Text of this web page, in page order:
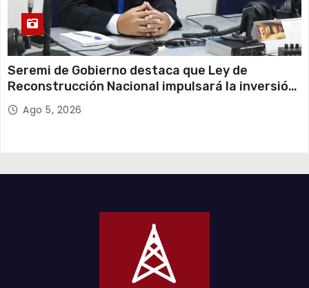
Seremi de Gobierno destaca que Ley de
Reconstrucción Nacional impulsará la inversión
y el empleo en Tarapacá
Ago 5, 2026